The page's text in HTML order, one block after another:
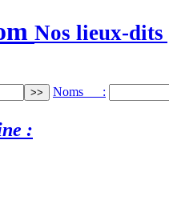
Nos lieux-dits
Noms :
: